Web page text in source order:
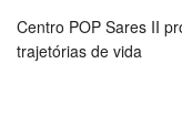
Centro POP Sares II
trajetórias de vida